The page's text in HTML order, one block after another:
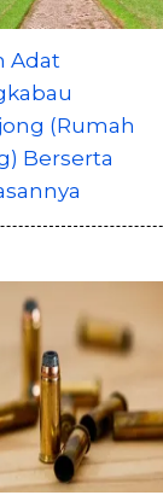
Adat
(Rumah
Berserta